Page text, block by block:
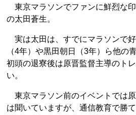
東京マラソンでファンに鮮烈な
の太田蒼生。
実は太田は、すでにマラソンで
（4年）や黒田朝日（3年）ら他の
初頭の退寮後は原晋監督主導のト
い。
東京マラソン前のイベントでは
は聞いていますが、通信教育で勝